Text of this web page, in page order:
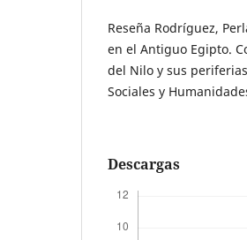
Reseña Rodríguez,
en el Antiguo Egipto.
del Nilo y sus
Sociales y
Descargas